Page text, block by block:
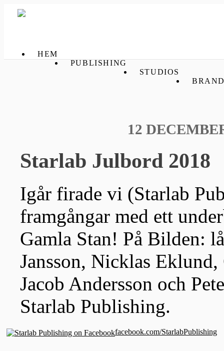
HEM
PUBLISHING
STUDIOS
12
Starlab Julbord 2018
Igår firade vi (Starlab
framgångar med ett
Gamla Stan! På Bilden:
Jansson, Nicklas
Jacob Andersson och
Starlab Publishing.
facebook.com/StarlabPublishing